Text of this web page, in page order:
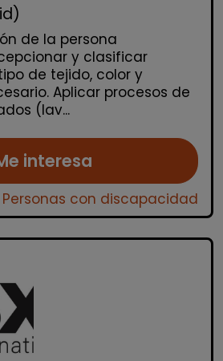
de la persona
y clasificar
de tejido, color y
Aplicar procesos de
(lav...
interesa
Personas con discapacidad